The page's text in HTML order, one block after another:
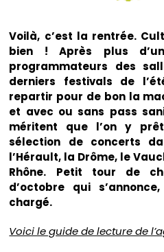
Voilà, c’est la rentrée.
bien ! Après plus
programmateurs des
derniers festivals de
repartir pour de bon la
et avec ou sans pass
méritent que l’on y
sélection de concerts
l’Hérault, la Drôme, le
Rhône. Petit tour de
d’octobre qui
chargé.
Voici le guide de lecture de